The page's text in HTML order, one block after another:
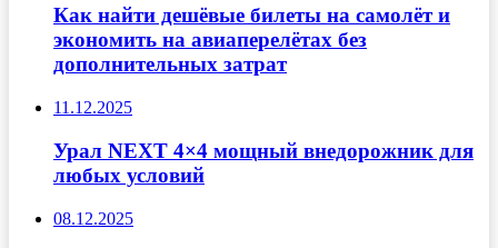
Как найти дешёвые билеты на самолёт и
экономить на авиаперелётах без
дополнительных затрат
11.12.2025
Урал NEXT 4×4 мощный внедорожник для
любых условий
08.12.2025